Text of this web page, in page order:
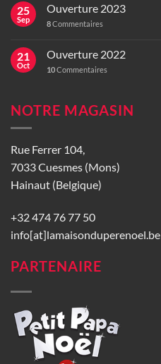
25
Sep
Ouverture 2023
8Commentaires
21
Oct
Ouverture 2022
10Commentaires
NOTRE MAGASIN
Rue Ferrer 104,
7033 Cuesmes (Mons)
Hainaut (Belgique)
+32 474 76 77 50
info[at]lamaisonduperenoel.be
PARTENAIRE